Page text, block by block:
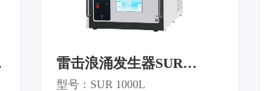
雷击浪涌发生器SUR
1000L
型号：SUR 1000L